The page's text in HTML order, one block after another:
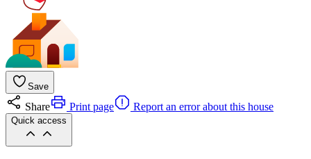
Save
Share Print page Report an error about this house
Quick access